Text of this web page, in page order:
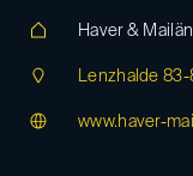
Haver &
Lenzhalde 83-
www.haver-